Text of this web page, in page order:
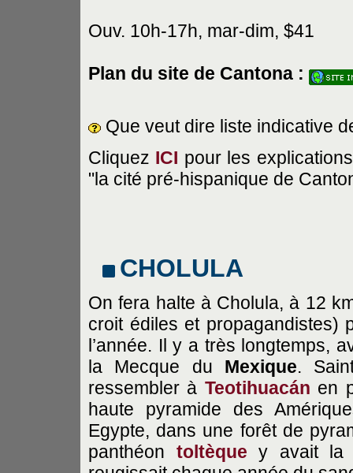
Ouv. 10h-17h, mar-dim, $41
Plan du site de Cantona :
Que veut dire liste indicative
Cliquez ICI pour les
"la cité pré-hispanique de
CHOLULA
On fera halte à Cholula, à 12
croit édiles et propagandistes)
l’année. Il y a très longtemps,
la Mecque du Mexique.
ressembler à Teotihuacán en
haute pyramide des
Egypte, dans une forêt de
panthéon toltèque y avait la